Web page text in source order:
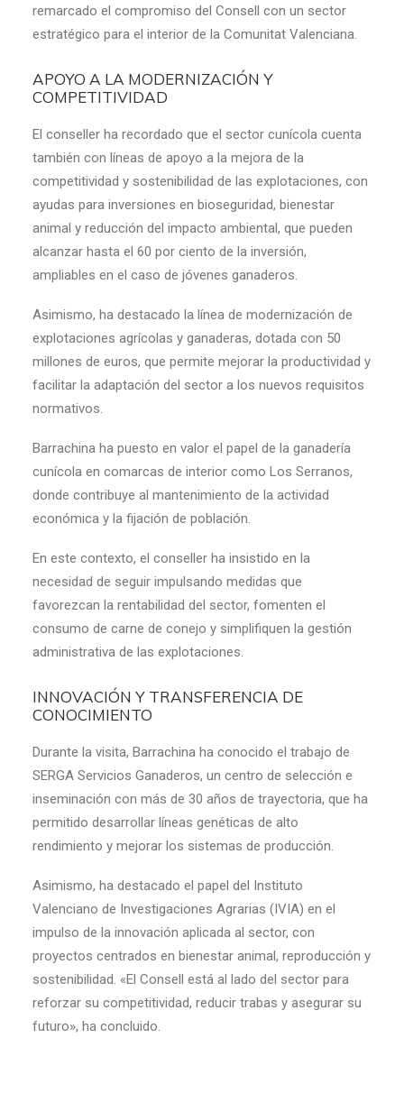
remarcado el compromiso del Consell con un sector
estratégico para el interior de la Comunitat Valenciana.
APOYO A LA MODERNIZACIÓN Y
COMPETITIVIDAD
El conseller ha recordado que el sector cunícola cuenta
también con líneas de apoyo a la mejora de la
competitividad y sostenibilidad de las explotaciones, con
ayudas para inversiones en bioseguridad, bienestar
animal y reducción del impacto ambiental, que pueden
alcanzar hasta el 60 por ciento de la inversión,
ampliables en el caso de jóvenes ganaderos.
Asimismo, ha destacado la línea de modernización de
explotaciones agrícolas y ganaderas, dotada con 50
millones de euros, que permite mejorar la productividad y
facilitar la adaptación del sector a los nuevos requisitos
normativos.
Barrachina ha puesto en valor el papel de la ganadería
cunícola en comarcas de interior como Los Serranos,
donde contribuye al mantenimiento de la actividad
económica y la fijación de población.
En este contexto, el conseller ha insistido en la
necesidad de seguir impulsando medidas que
favorezcan la rentabilidad del sector, fomenten el
consumo de carne de conejo y simplifiquen la gestión
administrativa de las explotaciones.
INNOVACIÓN Y TRANSFERENCIA DE
CONOCIMIENTO
Durante la visita, Barrachina ha conocido el trabajo de
SERGA Servicios Ganaderos, un centro de selección e
inseminación con más de 30 años de trayectoria, que ha
permitido desarrollar líneas genéticas de alto
rendimiento y mejorar los sistemas de producción.
Asimismo, ha destacado el papel del Instituto
Valenciano de Investigaciones Agrarias (IVIA) en el
impulso de la innovación aplicada al sector, con
proyectos centrados en bienestar animal, reproducción y
sostenibilidad. «El Consell está al lado del sector para
reforzar su competitividad, reducir trabas y asegurar su
futuro», ha concluido.